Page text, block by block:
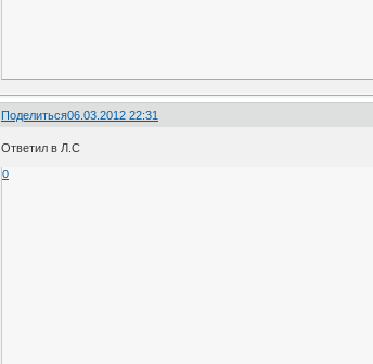
Поделиться06.03.2012 22:31
Ответил в Л.С
0